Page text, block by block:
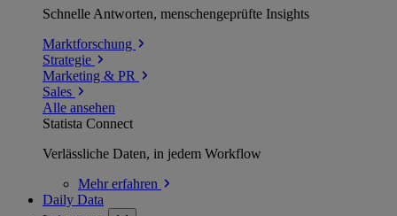
Schnelle Antworten, menschengeprüfte Insights
Marktforschung
Strategie
Marketing & PR
Sales
Alle ansehen
Statista Connect
Verlässliche Daten, in jedem Workflow
Mehrerfahren
Daily Data